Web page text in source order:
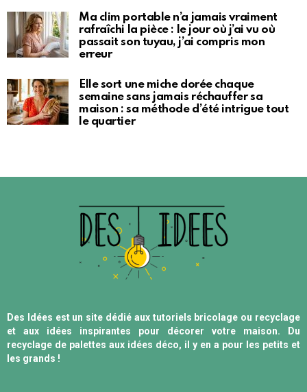
Ma clim portable n’a jamais vraiment
rafraîchi la pièce : le jour où j’ai vu où
passait son tuyau, j’ai compris mon
erreur
Elle sort une miche dorée chaque
semaine sans jamais réchauffer sa
maison : sa méthode d’été intrigue tout
le quartier
Des Idées est un site dédié aux tutoriels bricolage ou recyclage
et aux idées inspirantes pour décorer votre maison. Du
recyclage de palettes aux idées déco, il y en a pour les petits et
les grands !